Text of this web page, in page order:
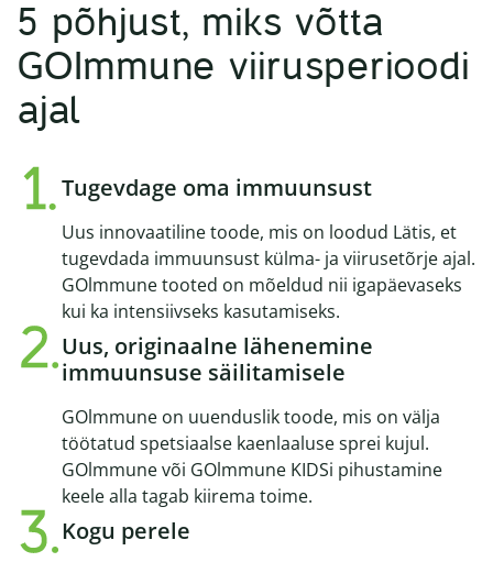
5 põhjust, miks võtta
GOImmune viirusperioodi
ajal
Tugevdage oma immuunsust
Uus innovaatiline toode, mis on loodud Lätis, et
tugevdada immuunsust külma- ja viirusetõrje ajal.
GOlmmune tooted on mõeldud nii igapäevaseks
kui ka intensiivseks kasutamiseks.
Uus, originaalne lähenemine
immuunsuse säilitamisele
GOlmmune on uuenduslik toode, mis on välja
töötatud spetsiaalse kaenlaaluse sprei kujul.
GOlmmune või GOlmmune KIDSi pihustamine
keele alla tagab kiirema toime.
Kogu perele